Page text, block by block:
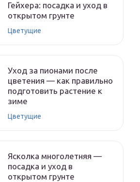
Гейхера: посадка и уход в
открытом грунте
Цветущие
Уход за пионами после
цветения — как правильно
подготовить растение к
зиме
Цветущие
Ясколка многолетняя —
посадка и уход в
открытом грунте